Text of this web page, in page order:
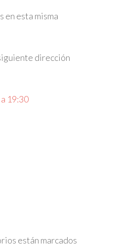
en esta misma
dirección
19:30
están marcados